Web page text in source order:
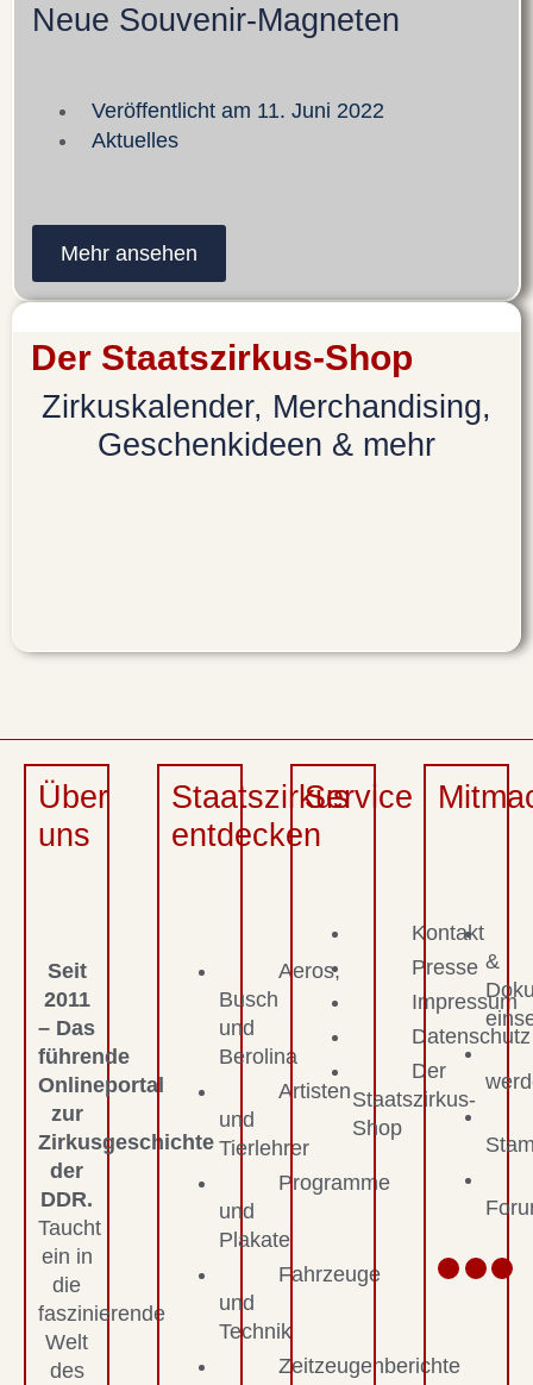
Neue Souvenir-Magneten
Veröffentlicht am 11. Juni 2022
Aktuelles
Mehr ansehen
Der Staatszirkus-Shop
Zirkuskalender, Merchandising,
Geschenkideen & mehr
Über
uns
Seit
2011
– Das
führende
Onlineportal
zur
Zirkusgeschichte
der
DDR.
Taucht
ein in
die
faszinierende
Welt
des
Staatszirkus
entdecken
Aeros,
Busch
und
Berolina
Artisten
und
Tierlehrer
Programme
und
Plakate
Fahrzeuge
und
Technik
Zeitzeugenberichte
Service
Kontakt
Presse
Impressum
Datenschutz
Der
Staatszirkus-
Shop
&